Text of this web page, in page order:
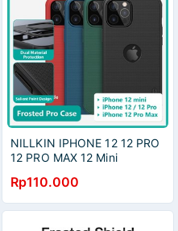
NILLKIN IPHONE 12 12 PRO
12 PRO MAX 12 Mini
PRO SHIELD PRO
Rp110.000